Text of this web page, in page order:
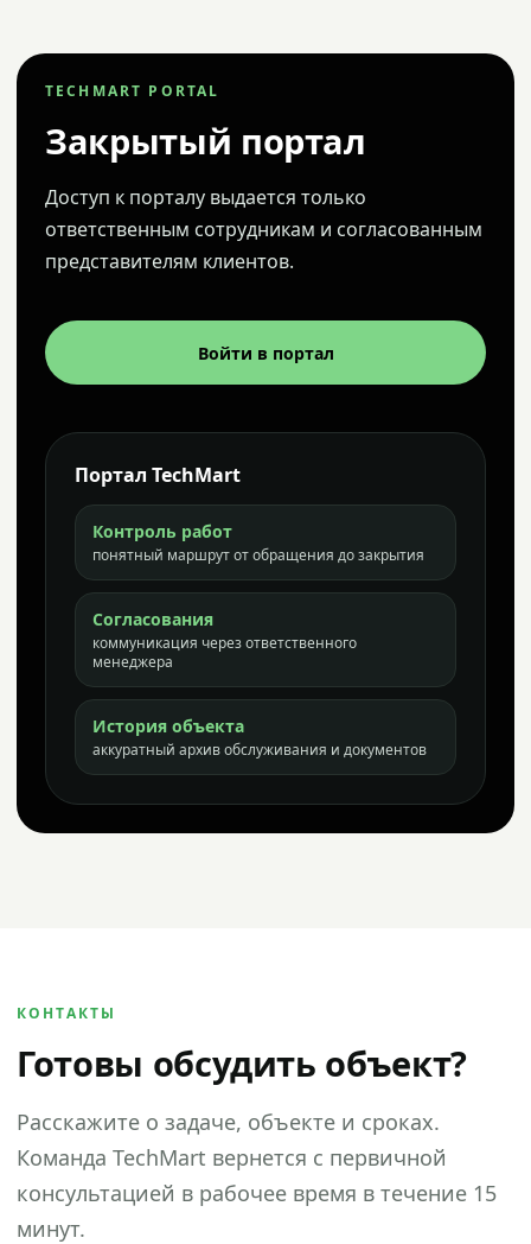
TECHMART PORTAL
Закрытый портал
Доступ к порталу выдается только
ответственным сотрудникам и согласованным
представителям клиентов.
Войти в портал
Портал TechMart
Контроль работ
понятный маршрут от обращения до закрытия
Согласования
коммуникация через ответственного
менеджера
История объекта
аккуратный архив обслуживания и документов
КОНТАКТЫ
Готовы обсудить объект?
Расскажите о задаче, объекте и сроках.
Команда TechMart вернется с первичной
консультацией в рабочее время в течение 15
минут.